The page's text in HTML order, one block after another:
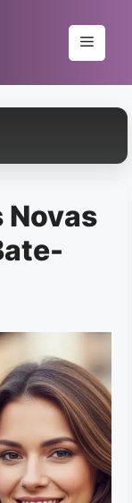
Menu
Novas